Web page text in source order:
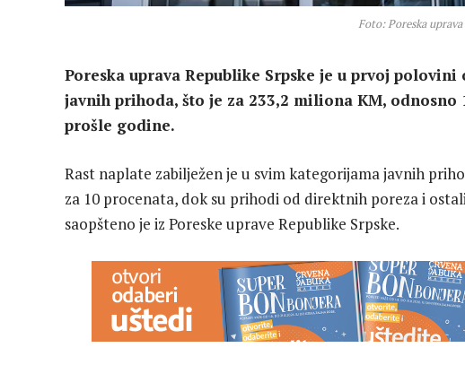
Foto: Poreska uprava
Poreska uprava Republike Srpske je u prvoj
javnih prihoda, što je za 233,2 miliona KM,
prošle godine.
Rast naplate zabilježen je u svim kategorijama javnih
za 10 procenata, dok su prihodi od direktnih poreza i
saopšteno je iz Poreske uprave Republike Srpske.